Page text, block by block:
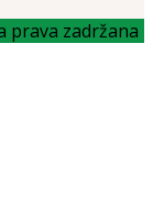
prava zadržana